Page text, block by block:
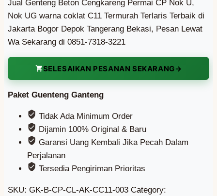
Jual Genteng Beton Cengkareng Permai CP Nok U,
Nok UG warna coklat C11 Termurah Terlaris Terbaik di
Jakarta Bogor Depok Tangerang Bekasi, Pesan Lewat
Wa Sekarang di 0851-7318-3221
SELESAIKAN PESANAN SEKARANG
Paket Guenteng Ganteng
Tidak Ada Minimum Order
Dijamin 100% Original & Baru
Garansi Uang Kembali Jika Pecah Dalam
Perjalanan
Tersedia Pengiriman Prioritas
SKU: GK-B-CP-CL-AK-CC11-003 Category: